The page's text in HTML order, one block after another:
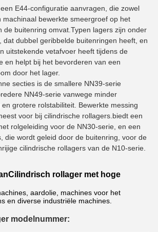
E44-configuratie aanvragen, die zowel
machinaal bewerkte smeergroef op het
de buitenring omvat.Typen lagers zijn onder
dat dubbel geribbelde buitenringen heeft, en
uitstekende vetafvoer heeft tijdens de
en helpt bij het bevorderen van een
door het lager.
secties is de smallere NN39-serie
NN49-serie vanwege minder
grotere rolstabiliteit. Bewerkte messing
voor bij cilindrische rollagers.biedt een
rolgeleiding voor de NN30-serie, en een
die wordt geleid door de buitenring, voor de
cilindrische rollagers van de N10-serie.
Cilindrisch rollager met hoge
aardolie, machines voor het
en diverse industriële machines.
modelnummer: